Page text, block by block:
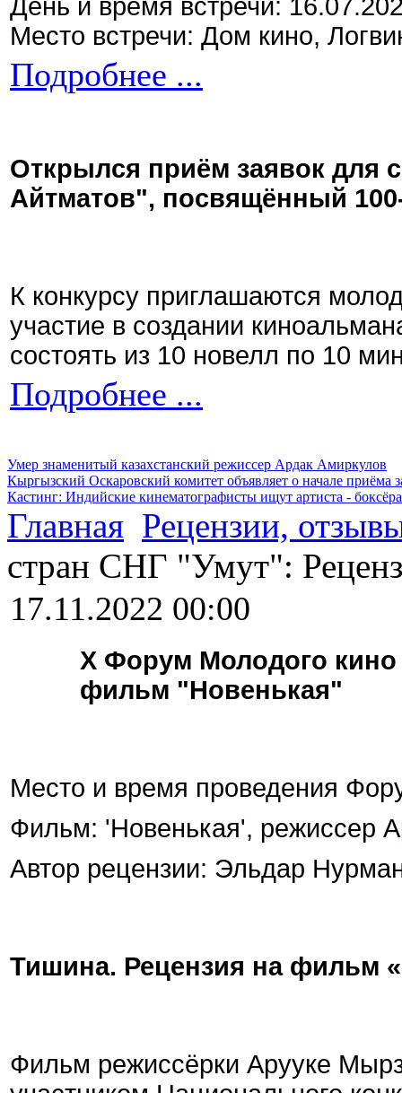
День и время встречи:
Место встречи: Дом кино,
Подробнее ...
Открылся приём заявок для
Айтматов", посвящённый
К конкурсу приглашаются
участие в создании
состоять из 10 новелл по 10
Подробнее ...
Умер знаменитый казахстанский режиссер Ардак Амиркулов
Кыргызский Оскаровский комитет объявляет о начале приёма
Кастинг: Индийские кинематографисты ищут артиста -
Главная Рецензии,
стран СНГ "Умут":
17.11.2022 00:00
X Форум Молодого
фильм "Новенькая"
Место и время проведения
Фильм: 'Новенькая', режиссер
Автор рецензии: Эльдар
Тишина. Рецензия на фильм
Фильм режиссёрки Арууке